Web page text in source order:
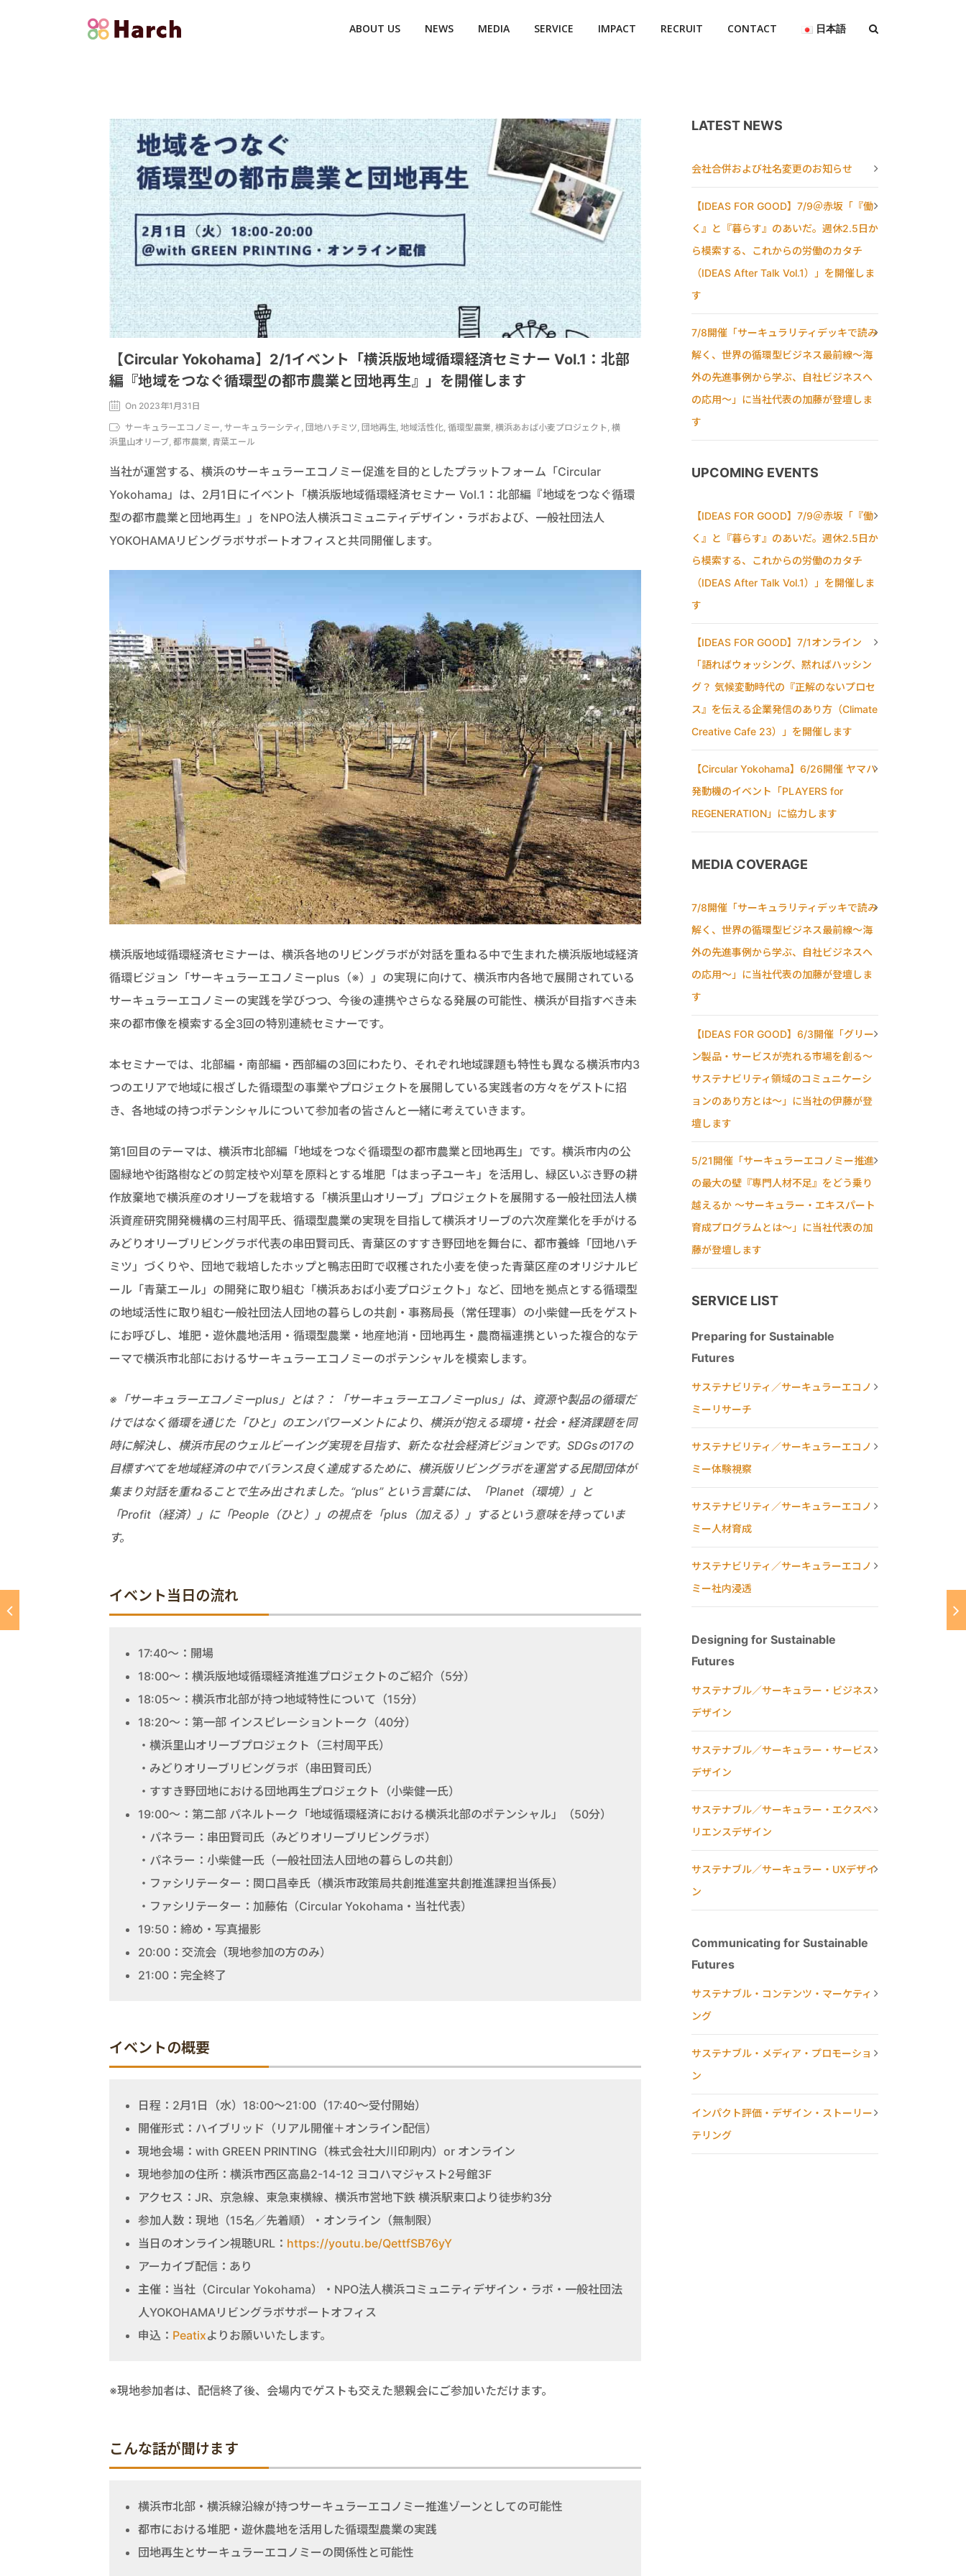
ABOUT US NEWS MEDIA SERVICE IMPACT RECRUIT CONTACT 日本語
【Circular Yokohama】2/1イベント「横浜版地域循環経済セミナー Vol.1：北部
編『地域をつなぐ循環型の都市農業と団地再生』」を開催します
On 2023年1月31日
サーキュラーエコノミー, サーキュラーシティ, 団地ハチミツ, 団地再生, 地域活性化, 循環型農業, 横浜あおば小麦プロジェクト, 横
浜里山オリーブ, 都市農業, 青葉エール
当社が運営する、横浜のサーキュラーエコノミー促進を目的としたプラットフォーム「Circular
Yokohama」は、2月1日にイベント「横浜版地域循環経済セミナー Vol.1：北部編『地域をつなぐ循環
型の都市農業と団地再生』」をNPO法人横浜コミュニティデザイン・ラボおよび、一般社団法人
YOKOHAMAリビングラボサポートオフィスと共同開催します。
横浜版地域循環経済セミナーは、横浜各地のリビングラボが対話を重ねる中で生まれた横浜版地域経済
循環ビジョン「サーキュラーエコノミーplus（※）」の実現に向けて、横浜市内各地で展開されている
サーキュラーエコノミーの実践を学びつつ、今後の連携やさらなる発展の可能性、横浜が目指すべき未
来の都市像を模索する全3回の特別連続セミナーです。
本セミナーでは、北部編・南部編・西部編の3回にわたり、それぞれ地域課題も特性も異なる横浜市内3
つのエリアで地域に根ざした循環型の事業やプロジェクトを展開している実践者の方々をゲストに招
き、各地域の持つポテンシャルについて参加者の皆さんと一緒に考えていきます。
第1回目のテーマは、横浜市北部編「地域をつなぐ循環型の都市農業と団地再生」です。横浜市内の公
園緑地や街路樹などの剪定枝や刈草を原料とする堆肥「はまっ子ユーキ」を活用し、緑区いぶき野の耕
作放棄地で横浜産のオリーブを栽培する「横浜里山オリーブ」プロジェクトを展開する一般社団法人横
浜資産研究開発機構の三村周平氏、循環型農業の実現を目指して横浜オリーブの六次産業化を手がける
みどりオリーブリビングラボ代表の串田賢司氏、青葉区のすすき野団地を舞台に、都市養蜂「団地ハチ
ミツ」づくりや、団地で栽培したホップと鴨志田町で収穫された小麦を使った青葉区産のオリジナルビ
ール「青葉エール」の開発に取り組む「横浜あおば小麦プロジェクト」など、団地を拠点とする循環型
の地域活性に取り組む一般社団法人団地の暮らしの共創・事務局長（常任理事）の小柴健一氏をゲスト
にお呼びし、堆肥・遊休農地活用・循環型農業・地産地消・団地再生・農商福連携といった複合的なテ
ーマで横浜市北部におけるサーキュラーエコノミーのポテンシャルを模索します。
※「サーキュラーエコノミーplus」とは？：「サーキュラーエコノミーplus」は、資源や製品の循環だ
けではなく循環を通じた「ひと」のエンパワーメントにより、横浜が抱える環境・社会・経済課題を同
時に解決し、横浜市民のウェルビーイング実現を目指す、新たな社会経済ビジョンです。SDGsの17の
目標すべてを地域経済の中でバランス良く達成するために、横浜版リビングラボを運営する民間団体が
集まり対話を重ねることで生み出されました。“plus” という言葉には、「Planet（環境）」と
「Profit（経済）」に「People（ひと）」の視点を「plus（加える）」するという意味を持っていま
す。
イベント当日の流れ
17:40～：開場
18:00～：横浜版地域循環経済推進プロジェクトのご紹介（5分）
18:05～：横浜市北部が持つ地域特性について（15分）
18:20～：第一部 インスピレーショントーク（40分）
・横浜里山オリーブプロジェクト（三村周平氏）
・みどりオリーブリビングラボ（串田賢司氏）
・すすき野団地における団地再生プロジェクト（小柴健一氏）
19:00～：第二部 パネルトーク「地域循環経済における横浜北部のポテンシャル」（50分）
・パネラー：串田賢司氏（みどりオリーブリビングラボ）
・パネラー：小柴健一氏（一般社団法人団地の暮らしの共創）
・ファシリテーター：関口昌幸氏（横浜市政策局共創推進室共創推進課担当係長）
・ファシリテーター：加藤佑（Circular Yokohama・当社代表）
19:50：締め・写真撮影
20:00：交流会（現地参加の方のみ）
21:00：完全終了
イベントの概要
日程：2月1日（水）18:00～21:00（17:40〜受付開始）
開催形式：ハイブリッド（リアル開催＋オンライン配信）
現地会場：with GREEN PRINTING（株式会社大川印刷内）or オンライン
現地参加の住所：横浜市西区高島2-14-12 ヨコハマジャスト2号館3F
アクセス：JR、京急線、東急東横線、横浜市営地下鉄 横浜駅東口より徒歩約3分
参加人数：現地（15名／先着順）・オンライン（無制限）
当日のオンライン視聴URL： https://youtu.be/QettfSB76yY
アーカイブ配信：あり
主催：当社（Circular Yokohama）・NPO法人横浜コミュニティデザイン・ラボ・一般社団法
人YOKOHAMAリビングラボサポートオフィス
申込： Peatixよりお願いいたします。
※現地参加者は、配信終了後、会場内でゲストも交えた懇親会にご参加いただけます。
こんな話が聞けます
横浜市北部・横浜線沿線が持つサーキュラーエコノミー推進ゾーンとしての可能性
都市における堆肥・遊休農地を活用した循環型農業の実践
団地再生とサーキュラーエコノミーの関係性と可能性
LATEST NEWS
会社合併および社名変更のお知らせ
【IDEAS FOR GOOD】7/9＠赤坂「『働
く』と『暮らす』のあいだ。週休2.5日か
ら模索する、これからの労働のカタチ
（IDEAS After Talk Vol.1）」を開催しま
す
7/8開催「サーキュラリティデッキで読み
解く、世界の循環型ビジネス最前線〜海
外の先進事例から学ぶ、自社ビジネスへ
の応用〜」に当社代表の加藤が登壇しま
す
UPCOMING EVENTS
【IDEAS FOR GOOD】7/9＠赤坂「『働
く』と『暮らす』のあいだ。週休2.5日か
ら模索する、これからの労働のカタチ
（IDEAS After Talk Vol.1）」を開催しま
す
【IDEAS FOR GOOD】7/1オンライン
「語ればウォッシング、黙ればハッシン
グ？ 気候変動時代の『正解のないプロセ
ス』を伝える企業発信のあり方（Climate
Creative Cafe 23）」を開催します
【Circular Yokohama】6/26開催 ヤマハ
発動機のイベント「PLAYERS for
REGENERATION」に協力します
MEDIA COVERAGE
7/8開催「サーキュラリティデッキで読み
解く、世界の循環型ビジネス最前線〜海
外の先進事例から学ぶ、自社ビジネスへ
の応用〜」に当社代表の加藤が登壇しま
す
【IDEAS FOR GOOD】6/3開催「グリー
ン製品・サービスが売れる市場を創る〜
サステナビリティ領域のコミュニケーシ
ョンのあり方とは〜」に当社の伊藤が登
壇します
5/21開催「サーキュラーエコノミー推進
の最大の壁『専門人材不足』をどう乗り
越えるか ～サーキュラー・エキスパート
育成プログラムとは～」に当社代表の加
藤が登壇します
SERVICE LIST
Preparing for Sustainable
Futures
サステナビリティ／サーキュラーエコノ
ミーリサーチ
サステナビリティ／サーキュラーエコノ
ミー体験視察
サステナビリティ／サーキュラーエコノ
ミー人材育成
サステナビリティ／サーキュラーエコノ
ミー社内浸透
Designing for Sustainable
Futures
サステナブル／サーキュラー・ビジネス
デザイン
サステナブル／サーキュラー・サービス
デザイン
サステナブル／サーキュラー・エクスペ
リエンスデザイン
サステナブル／サーキュラー・UXデザイ
ン
Communicating for Sustainable
Futures
サステナブル・コンテンツ・マーケティ
ング
サステナブル・メディア・プロモーショ
ン
インパクト評価・デザイン・ストーリー
テリング